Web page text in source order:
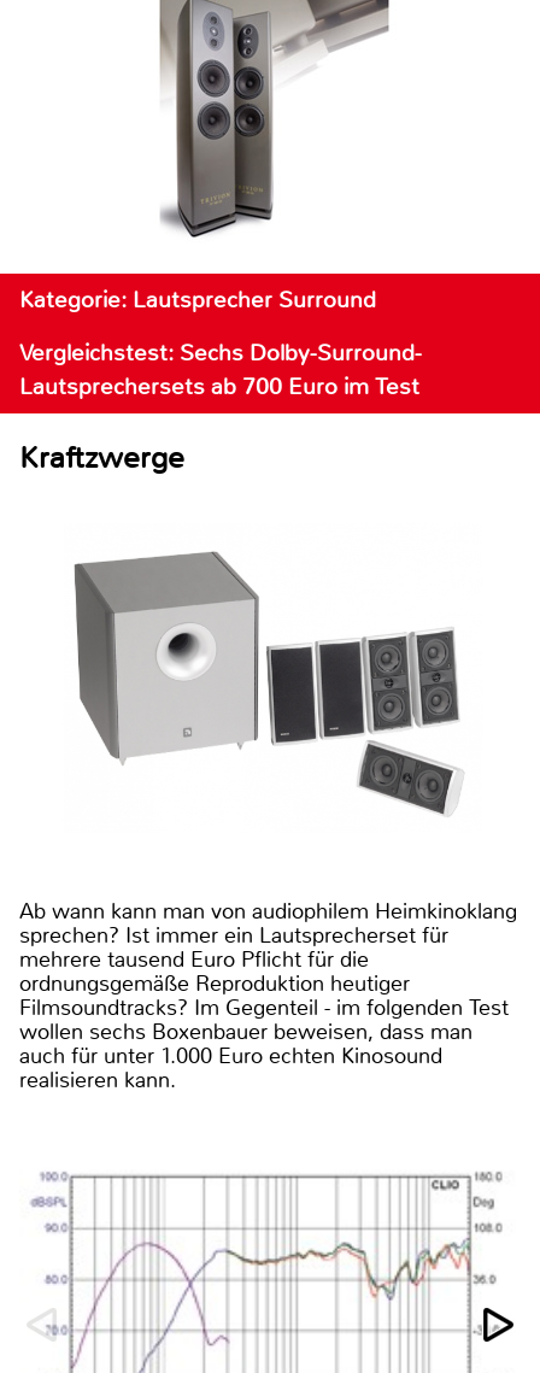
Kategorie: Lautsprecher Surround
Vergleichstest: Sechs Dolby-Surround-
Lautsprechersets ab 700 Euro im Test
Kraftzwerge
Ab wann kann man von audiophilem Heimkinoklang
sprechen? Ist immer ein Lautsprecherset für
mehrere tausend Euro Pflicht für die
ordnungsgemäße Reproduktion heutiger
Filmsoundtracks? Im Gegenteil - im folgenden Test
wollen sechs Boxenbauer beweisen, dass man
auch für unter 1.000 Euro echten Kinosound
realisieren kann.